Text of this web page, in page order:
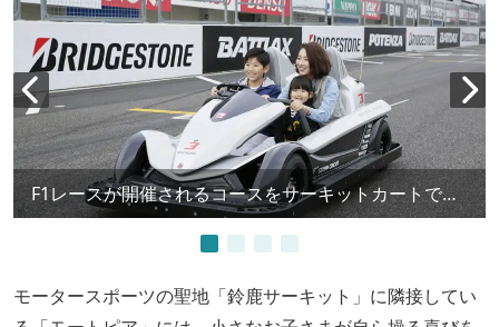
F1レースが開催されるコースをサーキットカートで走行
モータースポーツの聖地「鈴鹿サーキット」に隣接してい